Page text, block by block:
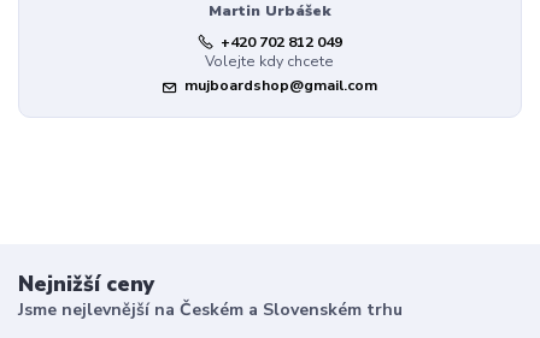
Martin Urbášek
+420 702 812 049
Volejte kdy chcete
mujboardshop@gmail.com
Nejnižší ceny
Jsme nejlevnější na Českém a Slovenském trhu